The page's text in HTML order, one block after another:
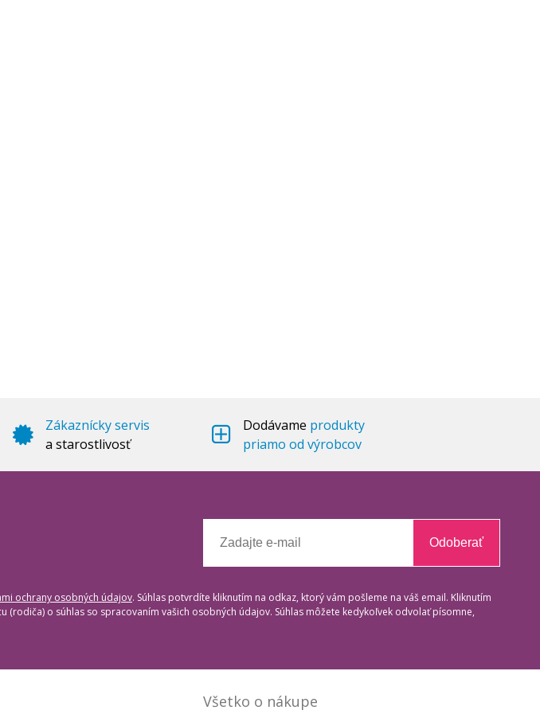
Zákaznícky servis
a starostlivosť
Dodávame produkty
priamo od výrobcov
Odoberať
ochrany osobných údajov. Súhlas potvrdíte kliknutím na odkaz, ktorý vám pošleme na váš email. Kliknutím
o súhlas so spracovaním vašich osobných údajov. Súhlas môžete kedykoľvek odvolať písomne,
Všetko o nákupe